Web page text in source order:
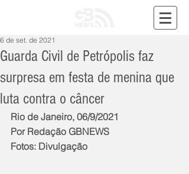
Guarda Civil de Petrópolis faz
surpresa em festa de menina que
luta contra o câncer
6 de set. de 2021
Rio de Janeiro, 06/9/2021
Por Redação GBNEWS
Fotos: Divulgação